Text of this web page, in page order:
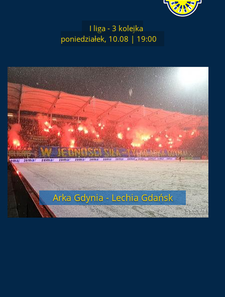
I liga - 3 kolejka
poniedziałek, 10.08 | 19:00
Arka Gdynia - Lechia Gdańsk